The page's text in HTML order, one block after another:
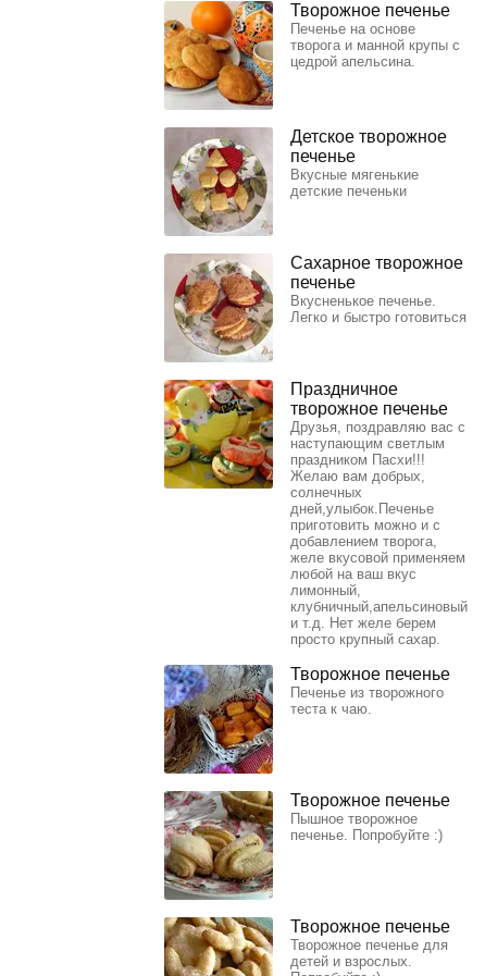
Творожное печенье
Печенье на основе
творога и манной крупы с
цедрой апельсина.
Детское творожное
печенье
Вкусные мягенькие
детские печеньки
Сахарное творожное
печенье
Вкусненькое печенье.
Легко и быстро готовиться
Праздничное
творожное печенье
Друзья, поздравляю вас с
наступающим светлым
праздником Пасхи!!!
Желаю вам добрых,
солнечных
дней,улыбок.Печенье
приготовить можно и с
добавлением творога,
желе вкусовой применяем
любой на ваш вкус
лимонный,
клубничный,апельсиновый
и т.д. Нет желе берем
просто крупный сахар.
Творожное печенье
Печенье из творожного
теста к чаю.
Творожное печенье
Пышное творожное
печенье. Попробуйте :)
Творожное печенье
Творожное печенье для
детей и взрослых.